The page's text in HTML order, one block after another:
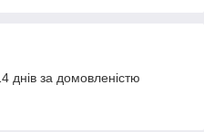
днів за домовленістю